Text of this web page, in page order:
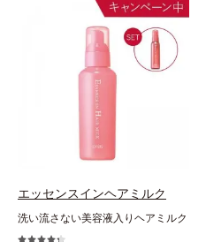
エッセンスインヘアミルク
洗い流さない美容液入りヘアミルク